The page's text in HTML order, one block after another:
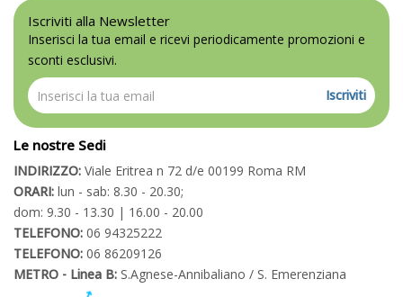
Iscriviti alla Newsletter
Inserisci la tua email e ricevi periodicamente promozioni e
sconti esclusivi.
Iscriviti
Le nostre Sedi
INDIRIZZO: Viale Eritrea n 72 d/e 00199 Roma RM
ORARI: lun - sab: 8.30 - 20.30;
dom: 9.30 - 13.30 | 16.00 - 20.00
TELEFONO: 06 94325222
TELEFONO: 06 86209126
METRO - Linea B: S.Agnese-Annibaliano / S. Emerenziana